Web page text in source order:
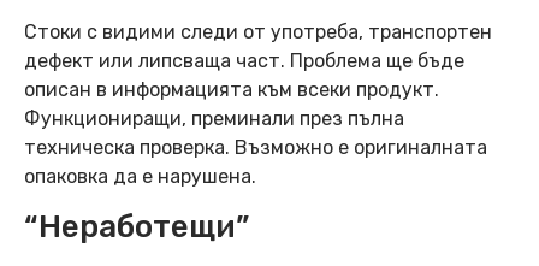
Стоки с видими следи от употреба, транспортен
дефект или липсваща част. Проблема ще бъде
описан в информацията към всеки продукт.
Функциониращи, преминали през пълна
техническа проверка. Възможно е оригиналната
опаковка да е нарушена.
“Неработещи”